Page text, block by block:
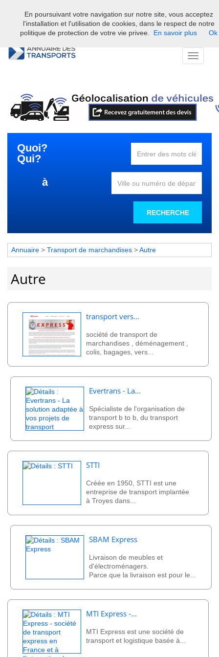
Bienvenue sur l'annuaire professionnel du transport et de la la
logistique en France.
Toggle
Quoi?
Qui?
à
RECHERCHE
Annuaire > Transport de marchandises >Autre
Autre
transport vers...
société de transport de
marchandises , déménagement ,
colis, bagages, vers...
Evertrans - La...
Spécialiste de l'organisation de
transport b to b, du transport
express sur...
STTI
Créée en 1950, STTI est une
entreprise de transport implantée
à Troyes dans...
SBAM Express
Livraison de meubles et
d'électroménagers.
Parce que la livraison est pour le...
MTI Express -...
MTI Express est une société de
transport et logistique basée à...
En poursuivant votre navigation sur notre site, vous acceptez
l'installation et l'utilisation de cookies, dans le respect de notre
politique de protection de votre vie privee.
En savoir plus Ok